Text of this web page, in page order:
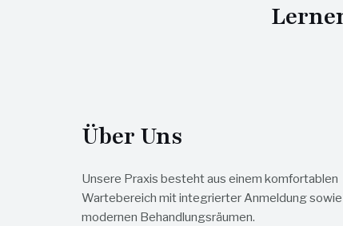
Über Uns
Unsere Praxis besteht aus einem komfortablen
Wartebereich mit integrierter Anmeldung sowie
modernen Behandlungsräumen.